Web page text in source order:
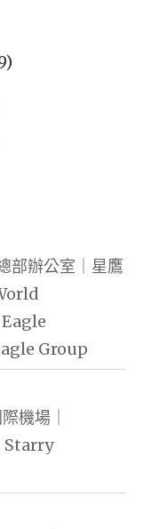
部辦公室｜星鷹
Group
機場｜
Starry